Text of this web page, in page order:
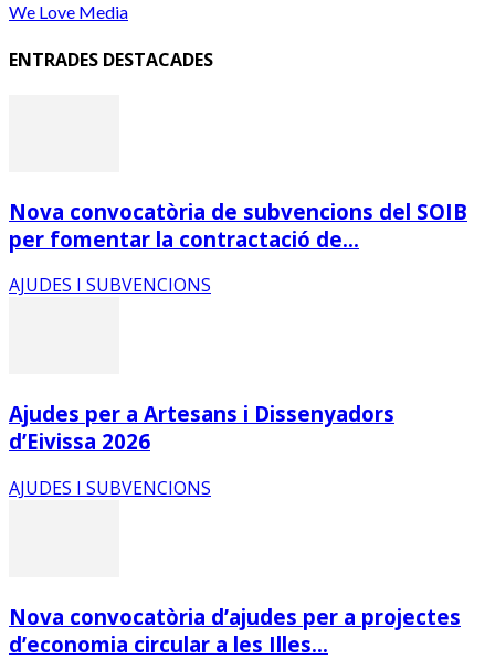
We Love Media
ENTRADES DESTACADES
Nova convocatòria de subvencions del SOIB
per fomentar la contractació de...
AJUDES I SUBVENCIONS
Ajudes per a Artesans i Dissenyadors
d’Eivissa 2026
AJUDES I SUBVENCIONS
Nova convocatòria d’ajudes per a projectes
d’economia circular a les Illes...